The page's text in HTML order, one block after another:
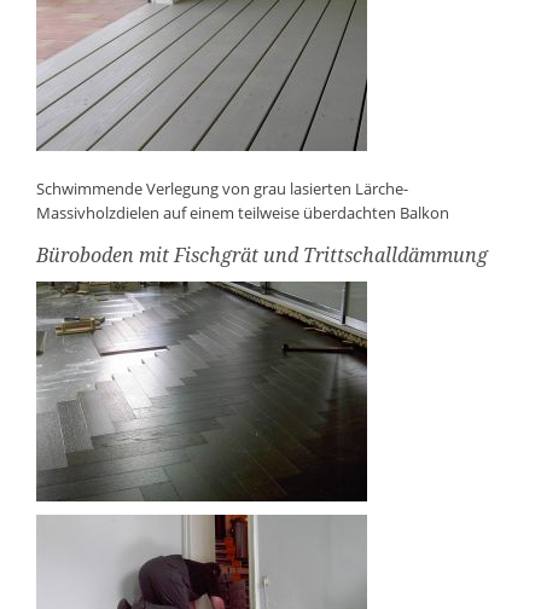
Schwimmende Verlegung von grau lasierten Lärche-
Massivholzdielen auf einem teilweise überdachten Balkon
Büroboden mit Fischgrät und Trittschalldämmung